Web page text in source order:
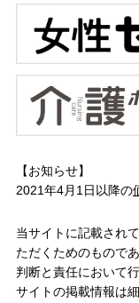
【お知らせ】
2021年4月1日以降の
当サイトに記載され
ただくためのもので
判断と責任において
サイトの掲載情報は